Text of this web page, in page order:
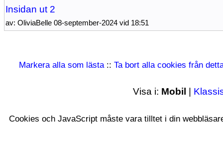
Insidan ut 2
av: OliviaBelle 08-september-2024 vid 18:51
Markera alla som lästa :: Ta bort alla cookies från
Visa i: Mobil |
Cookies och JavaScript måste vara tilltet i din